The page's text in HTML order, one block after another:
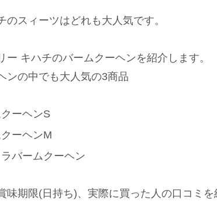
のスィーツはどれも大人気です。
ー キハチのバームクーヘンを紹介します。
ンの中でも大人気の3商品
ーヘンS
ーヘンM
バームクーヘン
味期限(日持ち)、実際に買った人の口コミを